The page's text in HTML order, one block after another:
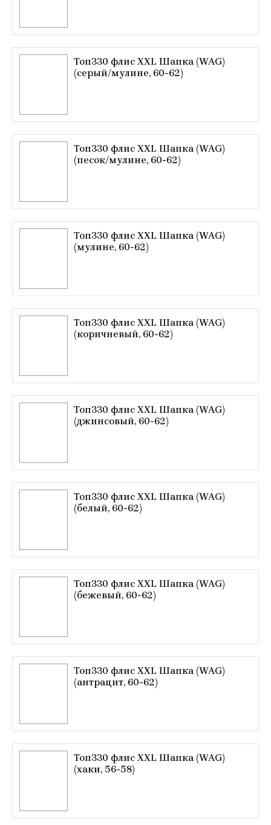
Топ330 флис XXL Шапка (WAG)
(серый/мулине, 60-62)
Топ330 флис XXL Шапка (WAG)
(песок/мулине, 60-62)
Топ330 флис XXL Шапка (WAG)
(мулине, 60-62)
Топ330 флис XXL Шапка (WAG)
(коричневый, 60-62)
Топ330 флис XXL Шапка (WAG)
(джинсовый, 60-62)
Топ330 флис XXL Шапка (WAG)
(белый, 60-62)
Топ330 флис XXL Шапка (WAG)
(бежевый, 60-62)
Топ330 флис XXL Шапка (WAG)
(антрацит, 60-62)
Топ330 флис XXL Шапка (WAG)
(хаки, 56-58)